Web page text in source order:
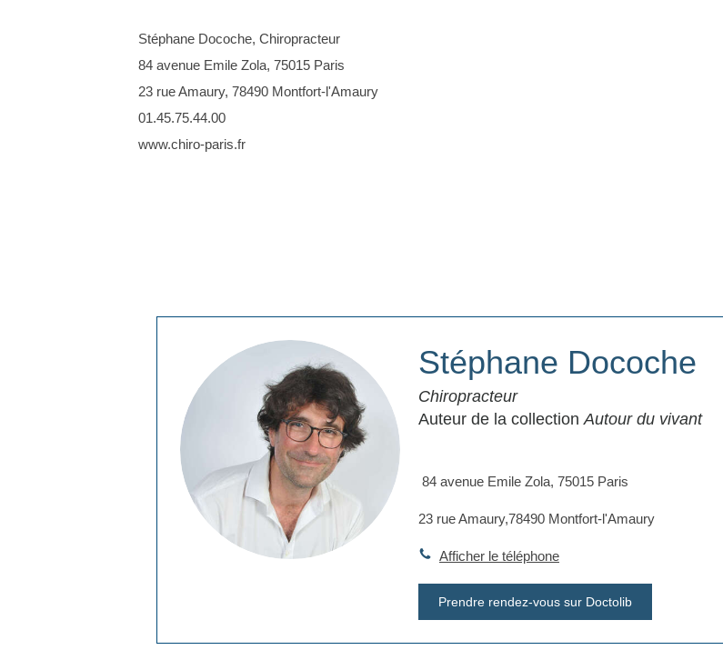
Stéphane Docoche, Chiropracteur
84 avenue Emile Zola, 75015 Paris
23 rue Amaury, 78490 Montfort-l'Amaury
01.45.75.44.00
www.chiro-paris.fr
Stéphane Docoche
Chiropracteur
Auteur de la collection Autour du vivant
​ 84 avenue Emile Zola, 75015 Paris
​23 rue Amaury,78490 Montfort-l'Amaury
Afficher le téléphone
Prendre rendez-vous sur Doctolib